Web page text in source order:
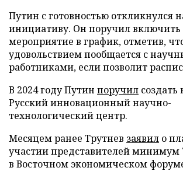
Путин с готовностью откликнулся
инициативу. Он поручил включить
мероприятие в график, отметив,
удовольствием пообщается с
работниками, если позволит
В 2024 году Путин поручил создать
Русский инновационный научно-
технологический центр.
Месяцем ранее Трутнев заявил о
участии представителей минимум
в Восточном экономическом